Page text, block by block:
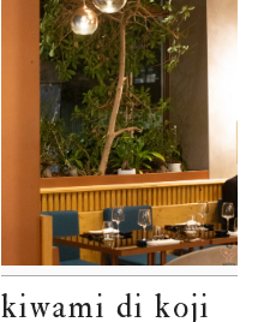
kiwami di koji